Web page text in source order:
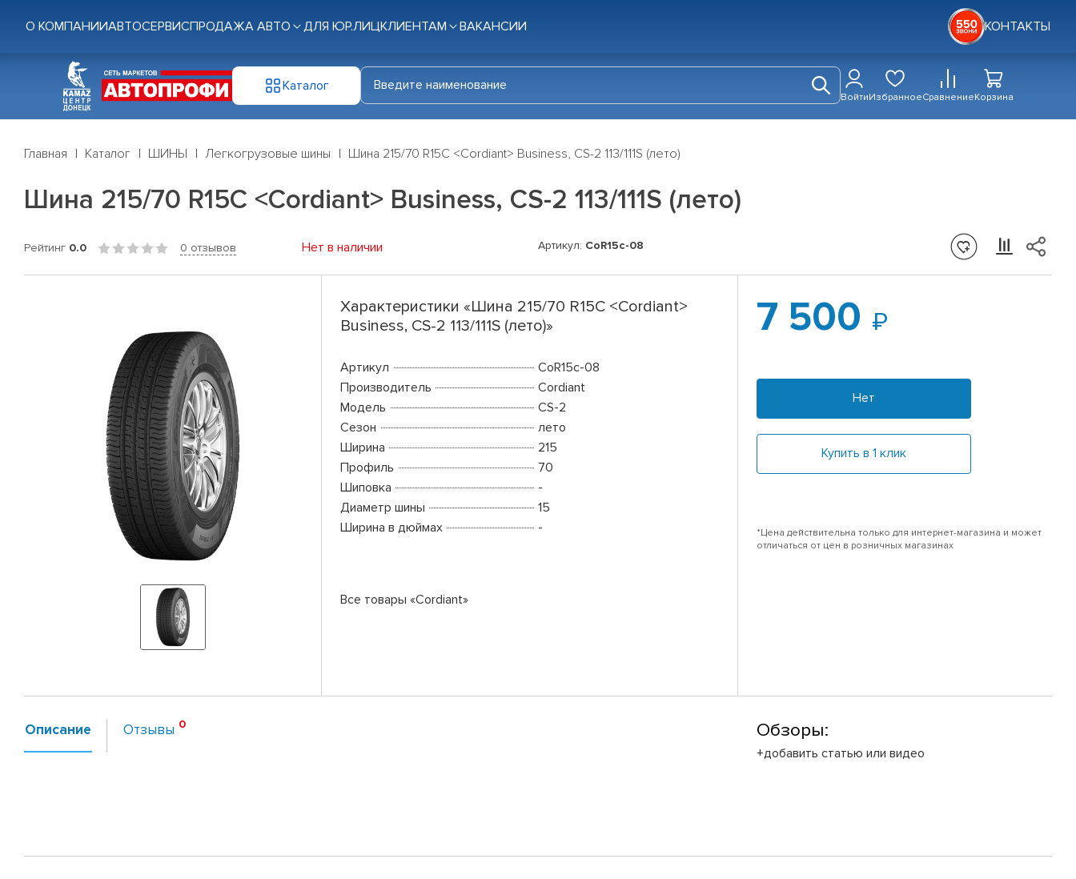
О КОМПАНИИАВТОСЕРВИСПРОДАЖА АВТО ДЛЯ ЮР.ЛИЦКЛИЕНТАМ ВАКАНСИИ КОНТАКТЫ
Каталог
ВойтиИзбранноеСравнениеКорзина
Главная Каталог ШИНЫ Легкогрузовые шины Шина 215/70 R15C <Cordiant> Business, CS-2 113/111S (лето)
Шина 215/70 R15C <Cordiant> Business, CS-2 113/111S (лето)
Рейтинг 0.0 0 отзывов Нет в наличии Артикул: CoR15c-08
Характеристики «Шина 215/70 R15C <Cordiant>
Business, CS-2 113/111S (лето)»
Артикул
CoR15c-08
Производитель
Cordiant
Модель
CS-2
Сезон
лето
Ширина
215
Профиль
70
Шиповка
-
Диаметр шины
15
Ширина в дюймах
-
Все товары «Cordiant»
7 500
Нет
Купить в 1 клик
*Цена действительна только для интернет-магазина и может
отличаться от цен в розничных магазинах
Описание Отзывы Обзоры:
+добавить статью или видео